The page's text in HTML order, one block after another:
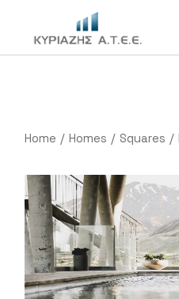
Home Homes Squares